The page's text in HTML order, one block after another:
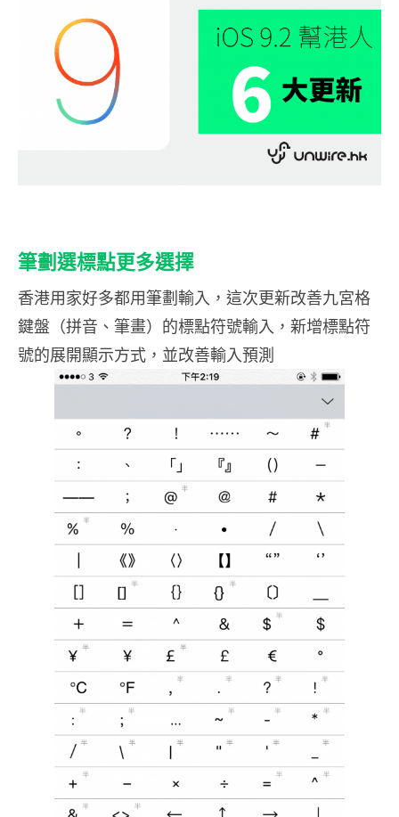
筆劃選標點更多選擇
香港用家好多都用筆劃輸入，這次更新改善九宮格
鍵盤（拼音、筆畫）的標點符號輸入，新增標點符
號的展開顯示方式，並改善輸入預測